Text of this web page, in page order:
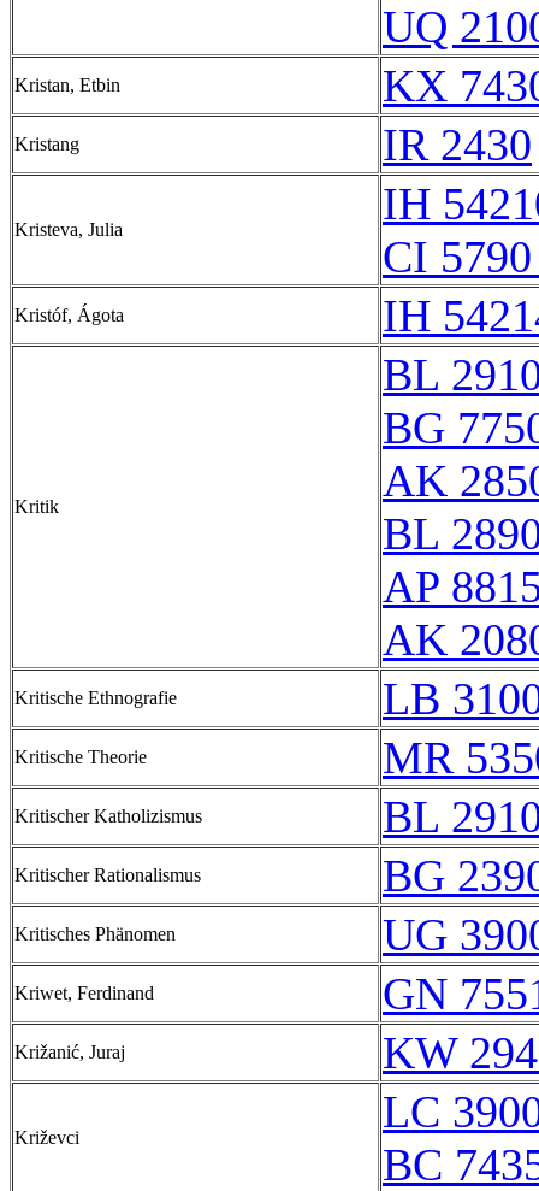
UQ
Kristan, Etbin KX
Kristang IR 2430
Kristeva, Julia
IH
CI
Kristóf, Ágota IH
Kritik
BL
BG
AK
BL
AP
AK
Kritische Ethnografie LB
Kritische Theorie MR
Kritischer Katholizismus BL
Kritischer Rationalismus BG
Kritisches Phänomen UG
Kriwet, Ferdinand GN
Križanić, Juraj KW
Križevci
LC
BC